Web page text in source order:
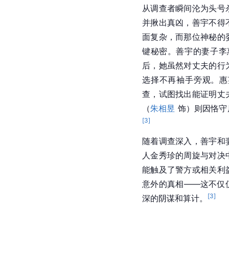
从调查者瞬间沦为头
并揪出真凶，善宇不得
面复杂，而那位神秘的
键秘密。善宇的妻子
后，她虽然对丈夫的
选择不再袖手旁观。
查，试图找出能证明丈
（朱相昱 饰）则因恪
[3]
随着调查深入，善宇和
人金秀珍的周旋与对
能触及了警方或相关利
意外的真相——这不仅
深的阴谋和算计。
[3]